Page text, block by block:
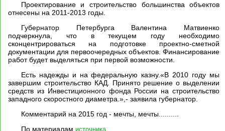
Проектирование и строительство большинства объектов
отнесены на 2011-2013 годы.
Губернатор Петербурга Валентина Матвиенко
подчеркнула, что в текущем году необходимо
сконцентрироваться на подготовке проектно-сметной
документации для первоочередных объектов. Финансирование
работ будет выделяться при первой возможности.
Есть надежды и на федеральную казну.«В 2010 году мы
завершим строительство КАД. Принято решение о выделении
средств из Инвестиционного фонда России на строительство
западного скоростного диаметра.»,- заявила губернатор.
Комментарий на 2015 год - мечты, мечты..........
По материалам источника.